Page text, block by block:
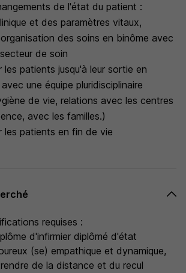
de l'état du patient :
et des paramètres vitaux,
des soins en binôme avec
de soin
les patients jusqu'à leur sortie en
une équipe pluridisciplinaire
de vie, relations avec les centres
avec les familles.)
les patients en fin de vie
requises :
d'infirmier diplômé d'état
(se) empathique et dynamique,
de la distance et du recul